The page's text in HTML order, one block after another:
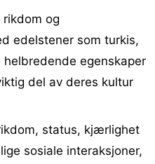
og
edelstener som turkis,
egenskaper
del av deres kultur
status, kjærlighet
sosiale interaksjoner,